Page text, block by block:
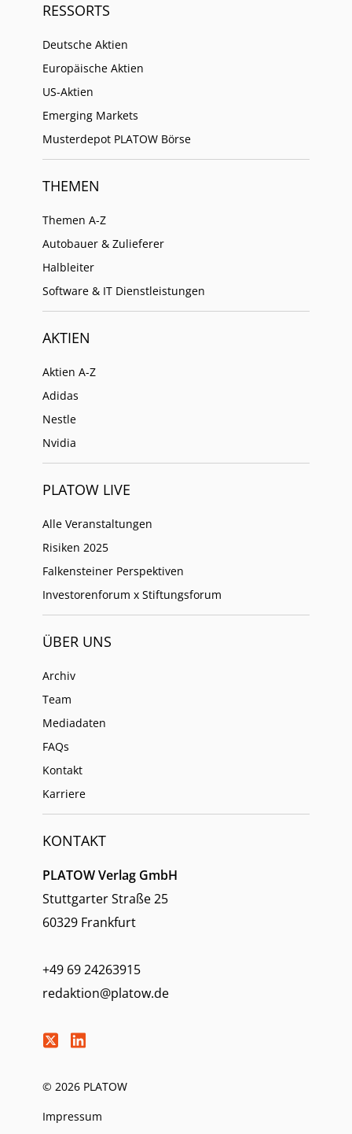
RESSORTS
Deutsche Aktien
Europäische Aktien
US-Aktien
Emerging Markets
Musterdepot PLATOW Börse
THEMEN
Themen A-Z
Autobauer & Zulieferer
Halbleiter
Software & IT Dienstleistungen
AKTIEN
Aktien A-Z
Adidas
Nestle
Nvidia
PLATOW LIVE
Alle Veranstaltungen
Risiken 2025
Falkensteiner Perspektiven
Investorenforum x Stiftungsforum
ÜBER UNS
Archiv
Team
Mediadaten
FAQs
Kontakt
Karriere
KONTAKT
PLATOW Verlag GmbH
Stuttgarter Straße 25
60329 Frankfurt
+49 69 24263915
redaktion@platow.de
© 2026 PLATOW
Impressum